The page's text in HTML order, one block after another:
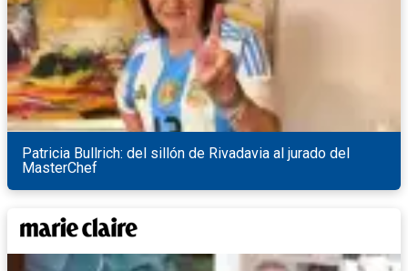
Patricia Bullrich: del sillón de Rivadavia al jurado del
MasterChef